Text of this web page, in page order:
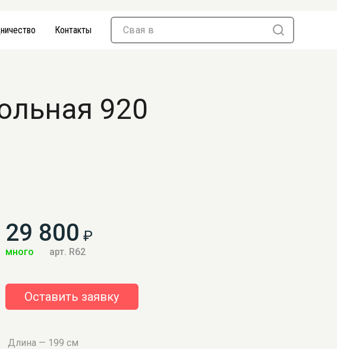
Контакты
920
29 800 ₽
много арт. R62
Оставить заявку
Длина — 199 см